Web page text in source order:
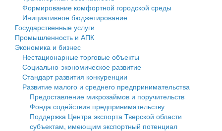
Государственные услуги
Промышленность и АПК
Экономика и бизнес
Символика
Устав
Гостям округа
Туризм
Культура
Образование
муниципального округа Тверской области
Администрация Кашинского муниципального округа
Тверской области
Управление сельскими территориями
Открытые данные
Работа с обращениями граждан
Финансовое управление
Бюджет для граждан
Имущество
Выявление правообладателей ранее учтенных
объектов недвижимости
Имущественная поддержка субъектов малого и
Формирование комфортной городской среды
Инициативное бюджетирование
Государственные услуги
Промышленность и АПК
Экономика и бизнес
Нестационарные торговые объекты
Социально-экономическое развитие
Стандарт развития конкуренции
Развитие малого и среднего предпринимательства
Предоставление микрозаймов и поручительств
Фонда содействия предпринимательству
Поддержка Центра экспорта Тверской области
субъектам, имеющим экспортный потенциал